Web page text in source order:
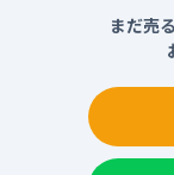
まだ売